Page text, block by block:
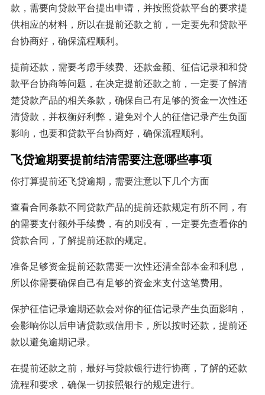
款，需要向贷款平台提出申请，并按照贷款平台的要求提
供相应的材料，所以在提前还款之前，一定要先和贷款平
台协商好，确保流程顺利。
提前还款，需要考虑手续费、还款金额、征信记录和和贷
款平台协商等问题，在决定提前还款之前，一定要了解清
楚贷款产品的相关条款，确保自己有足够的资金一次性还
清贷款，并权衡好利弊，避免对个人的征信记录产生负面
影响，也要和贷款平台协商好，确保流程顺利。
飞贷逾期要提前结清需要注意哪些事项
你打算提前还飞贷逾期，需要注意以下几个方面
查看合同条款不同贷款产品的提前还款规定有所不同，有
的需要支付额外手续费，有的则没有，一定要先查看你的
贷款合同，了解提前还款的规定。
准备足够资金提前还款需要一次性还清全部本金和利息，
所以你需要确保自己有足够的资金来支付这笔费用。
保护征信记录逾期还款会对你的征信记录产生负面影响，
会影响你以后申请贷款或信用卡，所以按时还款，提前还
款以避免逾期记录。
在提前还款之前，最好与贷款银行进行协商，了解的还款
流程和要求，确保一切按照银行的规定进行。